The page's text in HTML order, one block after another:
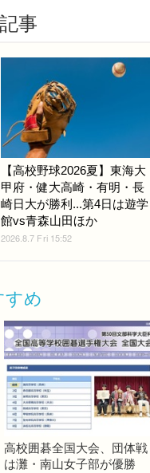
事
【高校野球2026夏】東海大
甲府・健大高崎・有明・長
崎日大が勝利...第4日は遊学
館vs青森山田ほか
2026.8.7 Fri 15:52
すめ
高校囲碁全国大会、団体戦
は灘・南山女子部が優勝